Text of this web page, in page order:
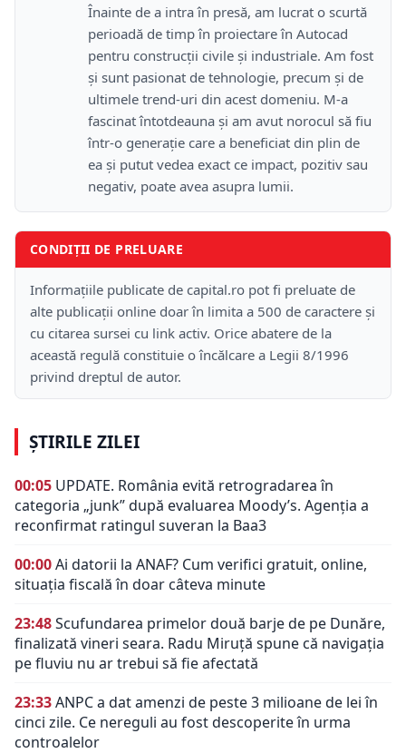
Înainte de a intra în presă, am lucrat o scurtă
perioadă de timp în proiectare în Autocad
pentru construcții civile și industriale. Am fost
și sunt pasionat de tehnologie, precum și de
ultimele trend-uri din acest domeniu. M-a
fascinat întotdeauna și am avut norocul să fiu
într-o generație care a beneficiat din plin de
ea și putut vedea exact ce impact, pozitiv sau
negativ, poate avea asupra lumii.
CONDIȚII DE PRELUARE
Informațiile publicate de capital.ro pot fi preluate de
alte publicații online doar în limita a 500 de caractere și
cu citarea sursei cu link activ. Orice abatere de la
această regulă constituie o încălcare a Legii 8/1996
privind dreptul de autor.
ȘTIRILE ZILEI
00:05 UPDATE. România evită retrogradarea în
categoria „junk” după evaluarea Moody’s. Agenția a
reconfirmat ratingul suveran la Baa3
00:00Ai datorii la ANAF? Cum verifici gratuit, online,
situația fiscală în doar câteva minute
23:48Scufundarea primelor două barje de pe Dunăre,
finalizată vineri seara. Radu Miruță spune că navigația
pe fluviu nu ar trebui să fie afectată
23:33ANPC a dat amenzi de peste 3 milioane de lei în
cinci zile. Ce nereguli au fost descoperite în urma
controalelor